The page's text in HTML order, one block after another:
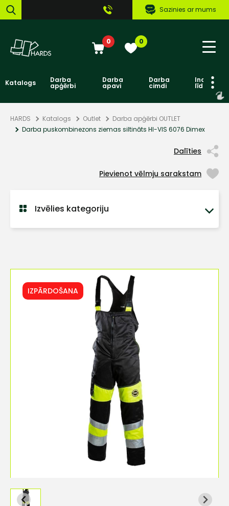
Sazinies ar mums
0 0
Katalogs Darba
apģērbi
Darba
apavi
Darba
cimdi līdzekļi
HARDS Katalogs Outlet
Darba apģērbi OUTLET
Darba puskombinezons ziemas siltināts HI-VIS 6076 Dimex
Dalīties
Pievienot vēlmju sarakstam
Izvēlies kategoriju
IZPĀRDOŠANA